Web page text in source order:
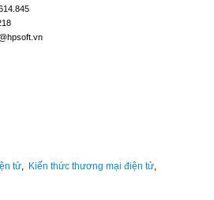
tử, Kiến thức thương mại điện tử,